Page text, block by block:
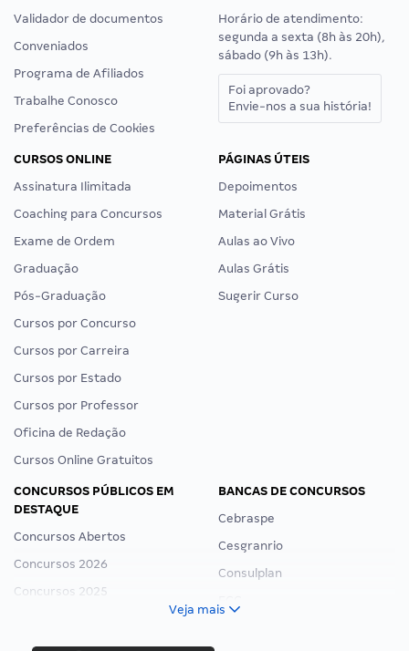
Validador de documentos
Conveniados
Programa de Afiliados
Trabalhe Conosco
Preferências de Cookies
Horário de atendimento:
segunda a sexta (8h às 20h),
sábado (9h às 13h).
Foi aprovado?
Envie-nos a sua história!
CURSOS ONLINE
Assinatura Ilimitada
Coaching para Concursos
Exame de Ordem
Graduação
Pós-Graduação
Cursos por Concurso
Cursos por Carreira
Cursos por Estado
Cursos por Professor
Oficina de Redação
Cursos Online Gratuitos
PÁGINAS ÚTEIS
Depoimentos
Material Grátis
Aulas ao Vivo
Aulas Grátis
Sugerir Curso
CONCURSOS PÚBLICOS EM
DESTAQUE
Concursos Abertos
Concursos 2026
Concursos 2025
Concurso Ibama
BANCAS DE CONCURSOS
Cebraspe
Cesgranrio
Consulplan
Veja mais